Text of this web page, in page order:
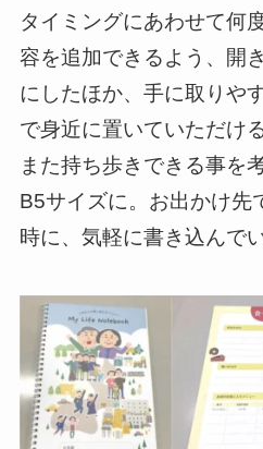
タイミングにあわせて何
容を追加できるよう、開
にしたほか、手に取りや
で身近に置いていただけ
また持ち歩きできる事を
B5サイズに。お出かけ先
時に、気軽に書き込んで